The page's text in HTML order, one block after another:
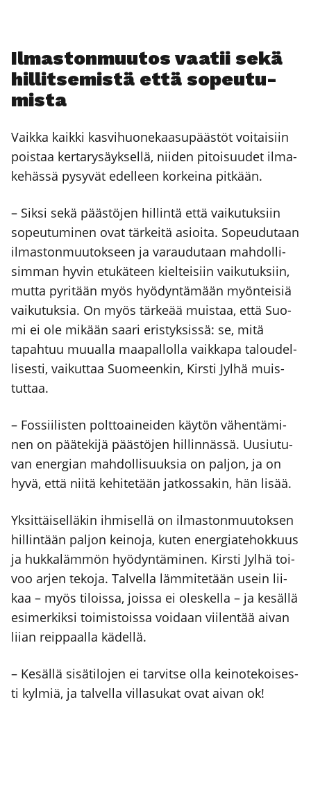
Ilmas­ton­muu­tos vaa­tii sekä
hil­lit­se­mis­tä että sopeu­tu­
mis­ta
Vaik­ka kaik­ki kas­vi­huo­ne­kaa­su­pääs­töt voi­tai­siin
pois­taa ker­ta­ry­säyk­sel­lä, nii­den pitoi­suu­det ilma­
ke­häs­sä pysy­vät edel­leen kor­kei­na pit­kään.
– Sik­si sekä pääs­tö­jen hil­lin­tä että vai­ku­tuk­siin
sopeu­tu­mi­nen ovat tär­kei­tä asioi­ta. Sopeu­du­taan
ilmas­ton­muu­tok­seen ja varau­du­taan mah­dol­li­
sim­man hyvin etu­kä­teen kiel­tei­siin vai­ku­tuk­siin,
mut­ta pyri­tään myös hyö­dyn­tä­mään myön­tei­siä
vai­ku­tuk­sia. On myös tär­ke­ää muis­taa, että Suo­
mi ei ole mikään saa­ri eris­tyk­sis­sä: se, mitä
tapah­tuu muu­al­la maa­pal­lol­la vaik­ka­pa talou­del­
li­ses­ti, vai­kut­taa Suo­meen­kin, Kirs­ti Jyl­hä muis­
tut­taa.
– Fos­sii­lis­ten polt­toai­nei­den käy­tön vähen­tä­mi­
nen on pää­te­ki­jä pääs­tö­jen hil­lin­näs­sä. Uusiu­tu­
van ener­gian mah­dol­li­suuk­sia on pal­jon, ja on
hyvä, että nii­tä kehi­te­tään jat­kos­sa­kin, hän lisää.
Yksit­täi­sel­lä­kin ihmi­sel­lä on ilmas­ton­muu­tok­sen
hil­lin­tään pal­jon kei­no­ja, kuten ener­gia­te­hok­kuus
ja huk­ka­läm­mön hyö­dyn­tä­mi­nen. Kirs­ti Jyl­hä toi­
voo arjen teko­ja. Tal­vel­la läm­mi­te­tään usein lii­
kaa – myös tilois­sa, jois­sa ei oles­kel­la – ja kesäl­lä
esi­mer­kik­si toi­mis­tois­sa voi­daan vii­len­tää aivan
lii­an reip­paal­la kädel­lä.
– Kesäl­lä sisä­ti­lo­jen ei tar­vit­se olla kei­no­te­koi­ses­
ti kyl­miä, ja tal­vel­la vil­la­su­kat ovat aivan ok!